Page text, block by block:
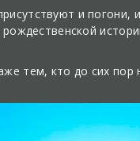
и погони,
тем, кто до сих пор